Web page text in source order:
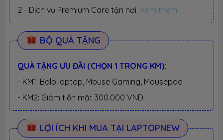
2 - Dịch vụ Premium Care tận nơi. Xem thêm
BỘ QUÀ TẶNG
QUÀ TẶNG ƯU ĐÃI (CHỌN 1 TRONG KM):
- KM1: Balo laptop, Mouse Gaming, Mousepad
- KM2: Giảm tiền mặt 300.000 VND
LỢI ÍCH KHI MUA TẠI LAPTOPNEW